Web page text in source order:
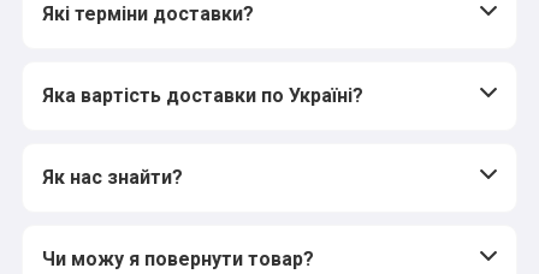
Які терміни доставки?
Яка вартість доставки по Україні?
Як нас знайти?
Чи можу я повернути товар?